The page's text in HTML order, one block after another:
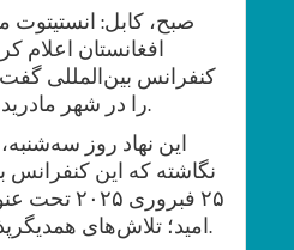
افغانستان اعلام
کنفرانس بین‌المللی
را در شهر مادرید اسپانیا برگزار می‌کند.
۲۵ فبروری
امید؛ تلاش‌های همدیگرپذیری» برگزار می‌شود.